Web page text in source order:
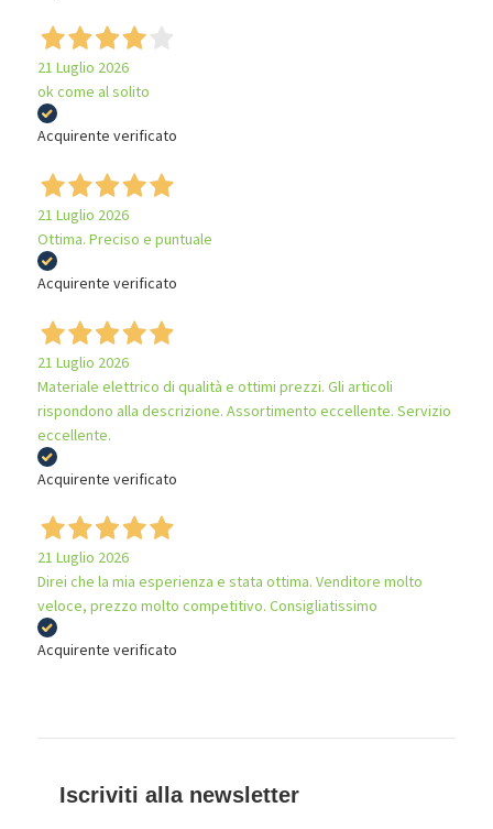
21 Luglio 2026
ok come al solito
Acquirente verificato
21 Luglio 2026
Ottima. Preciso e puntuale
Acquirente verificato
21 Luglio 2026
Materiale elettrico di qualità e ottimi prezzi. Gli articoli
rispondono alla descrizione. Assortimento eccellente. Servizio
eccellente.
Acquirente verificato
21 Luglio 2026
Direi che la mia esperienza e stata ottima. Venditore molto
veloce, prezzo molto competitivo. Consigliatissimo
Acquirente verificato
Iscriviti alla newsletter